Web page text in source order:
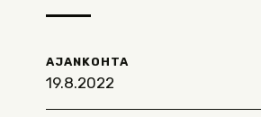
AJANKOHTA
19.8.2022